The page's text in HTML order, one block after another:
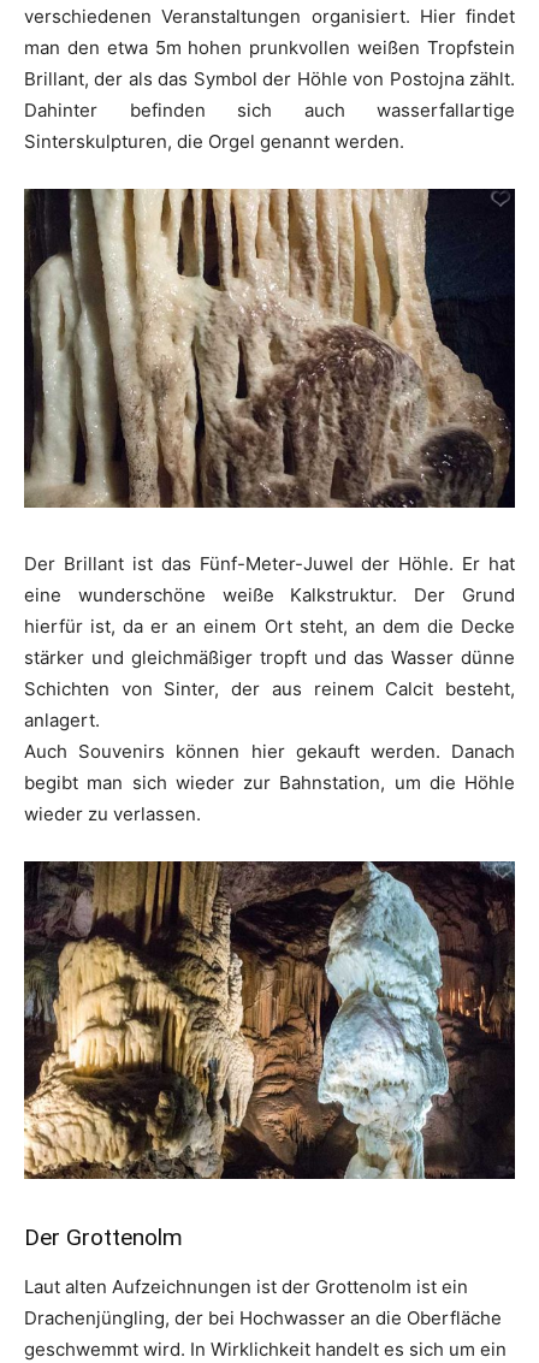
verschiedenen Veranstaltungen organisiert. Hier findet
man den etwa 5m hohen prunkvollen weißen Tropfstein
Brillant, der als das Symbol der Höhle von Postojna zählt.
Dahinter befinden sich auch wasserfallartige
Sinterskulpturen, die Orgel genannt werden.
Der Brillant ist das Fünf-Meter-Juwel der Höhle. Er hat
eine wunderschöne weiße Kalkstruktur. Der Grund
hierfür ist, da er an einem Ort steht, an dem die Decke
stärker und gleichmäßiger tropft und das Wasser dünne
Schichten von Sinter, der aus reinem Calcit besteht,
anlagert.
Auch Souvenirs können hier gekauft werden. Danach
begibt man sich wieder zur Bahnstation, um die Höhle
wieder zu verlassen.
Der Grottenolm
Laut alten Aufzeichnungen ist der Grottenolm ist ein
Drachenjüngling, der bei Hochwasser an die Oberfläche
geschwemmt wird. In Wirklichkeit handelt es sich um ein